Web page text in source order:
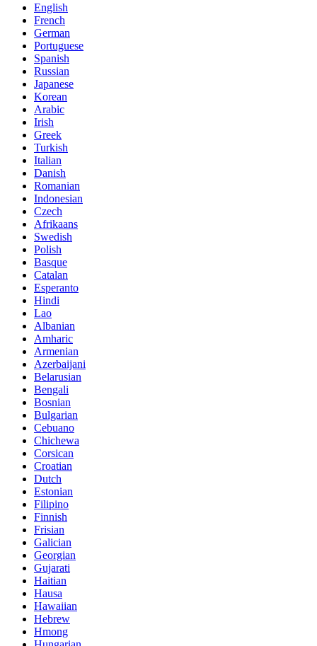
English
French
German
Portuguese
Spanish
Russian
Japanese
Korean
Arabic
Irish
Greek
Turkish
Italian
Danish
Romanian
Indonesian
Czech
Afrikaans
Swedish
Polish
Basque
Catalan
Esperanto
Hindi
Lao
Albanian
Amharic
Armenian
Azerbaijani
Belarusian
Bengali
Bosnian
Bulgarian
Cebuano
Chichewa
Corsican
Croatian
Dutch
Estonian
Filipino
Finnish
Frisian
Galician
Georgian
Gujarati
Haitian
Hausa
Hawaiian
Hebrew
Hmong